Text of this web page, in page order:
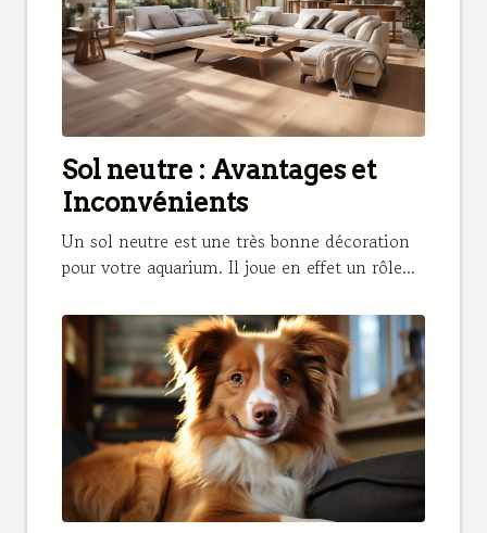
Sol neutre : Avantages et
Inconvénients
Un sol neutre est une très bonne décoration
pour votre aquarium. Il joue en effet un rôle...